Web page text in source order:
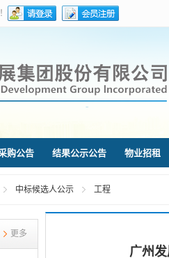
购公告 结果公示公告 物业招租
中标候选人公示 工程
广州
更多